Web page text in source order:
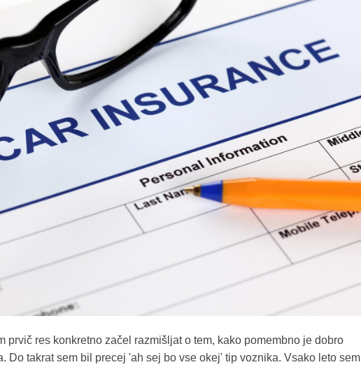
prvič res konkretno začel razmišljat o tem, kako pomembno je dobro
Do takrat sem bil precej 'ah sej bo vse okej' tip voznika. Vsako leto sem